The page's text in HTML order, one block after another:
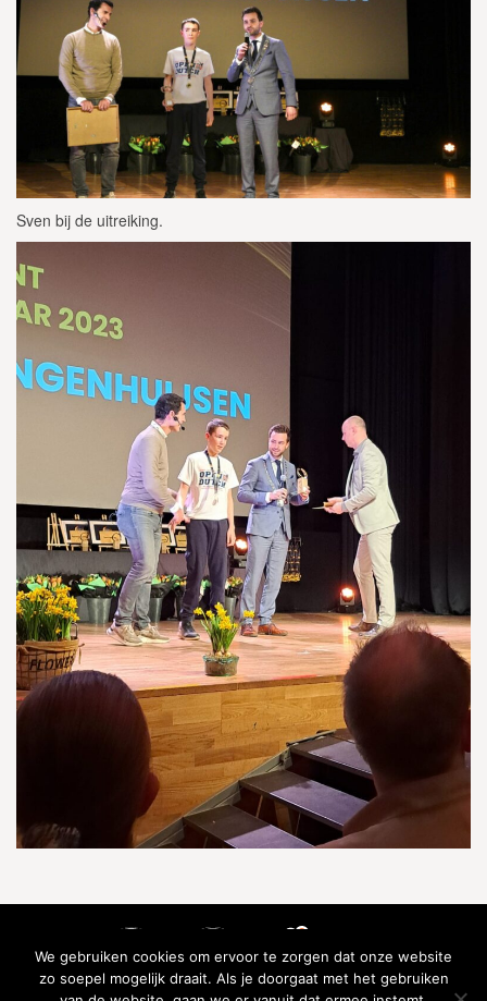
Sven bij de uitreiking.
We gebruiken cookies om ervoor te zorgen dat onze website
zo soepel mogelijk draait. Als je doorgaat met het gebruiken